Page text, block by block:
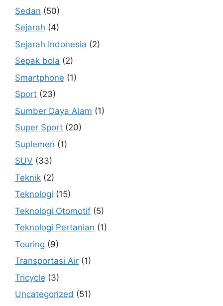
Sedan (50)
Sejarah (4)
Sejarah Indonesia (2)
Sepak bola (2)
Smartphone (1)
Sport (23)
Sumber Daya Alam (1)
Super Sport (20)
Suplemen (1)
SUV (33)
Teknik (2)
Teknologi (15)
Teknologi Otomotif (5)
Teknologi Pertanian (1)
Touring (9)
Transportasi Air (1)
Tricycle (3)
Uncategorized (51)